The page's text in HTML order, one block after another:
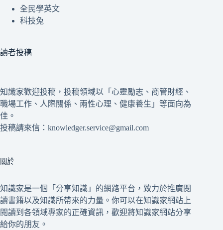
全民學英文
科技兔
讀者投稿
知識家歡迎投稿，投稿領域以「心靈勵志、商管財經、
職場工作、人際關係、兩性心理、健康養生」等面向為
佳。
投稿請來信：knowledger.service@gmail.com
關於
知識家是一個「分享知識」的網路平台，致力於推廣閱
讀書籍以及知識所帶來的力量。你可以在知識家網站上
閱讀到各領域專家的正確資訊，歡迎將知識家網站分享
給你的朋友。